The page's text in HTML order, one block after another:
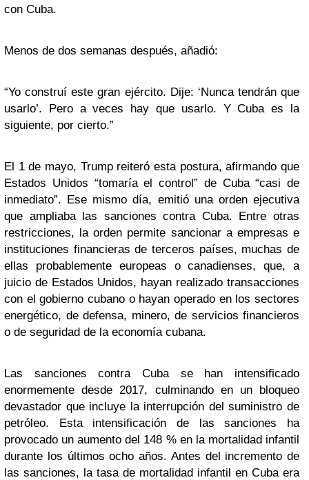
con Cuba.
Menos de dos semanas después, añadió:
“Yo construí este gran ejército. Dije: ‘Nunca tendrán que
usarlo’. Pero a veces hay que usarlo. Y Cuba es la
siguiente, por cierto.”
El 1 de mayo, Trump reiteró esta postura, afirmando que
Estados Unidos “tomaría el control” de Cuba “casi de
inmediato”. Ese mismo día, emitió una orden ejecutiva
que ampliaba las sanciones contra Cuba. Entre otras
restricciones, la orden permite sancionar a empresas e
instituciones financieras de terceros países, muchas de
ellas probablemente europeas o canadienses, que, a
juicio de Estados Unidos, hayan realizado transacciones
con el gobierno cubano o hayan operado en los sectores
energético, de defensa, minero, de servicios financieros
o de seguridad de la economía cubana.
Las sanciones contra Cuba se han intensificado
enormemente desde 2017, culminando en un bloqueo
devastador que incluye la interrupción del suministro de
petróleo. Esta intensificación de las sanciones ha
provocado un aumento del 148 % en la mortalidad infantil
durante los últimos ocho años. Antes del incremento de
las sanciones, la tasa de mortalidad infantil en Cuba era